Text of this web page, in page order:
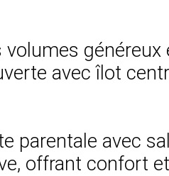
volumes
avec îlot
parentale avec
offrant confort